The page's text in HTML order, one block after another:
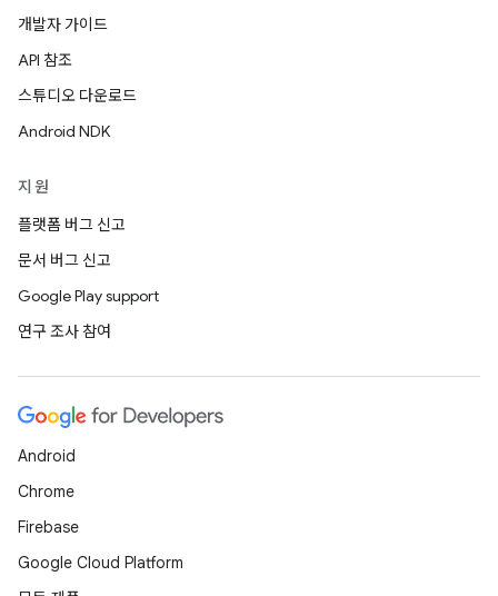
개발자 가이드
API 참조
스튜디오 다운로드
Android NDK
지원
플랫폼 버그 신고
문서 버그 신고
Google Play support
연구 조사 참여
Android
Chrome
Firebase
Google Cloud Platform